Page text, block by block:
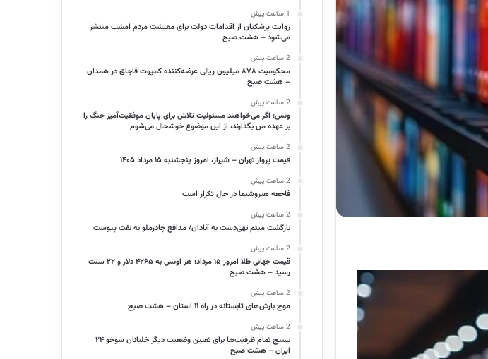
1 ساعت پیش
روایت پزشکیان از اقدامات دولت برای معیشت مردم امشب منتشر
می‌شود – هشت صبح
2 ساعت پیش
محکومیت ۸۷۸ میلیون ریالی عرضه‌کننده کمپوت قاچاق در همدان
– هشت صبح
2 ساعت پیش
ونس: اگر می‌خواهند مسئولیت تلاش برای پایان موفقیت‌آمیز جنگ را
بر عهده من بگذارند، از این موضوع خوشحال می‌شوم
2 ساعت پیش
قیمت پرواز تهران – شیراز، امروز پنجشنبه ۱۵ مرداد ۱۴۰۵
2 ساعت پیش
فاجعه هیروشیما در حال تکرار است
2 ساعت پیش
بازگشت میثم تهی‌دست به آبادان/ مدافع چادرملو به نفت پیوست
2 ساعت پیش
قیمت جهانی طلا امروز ۱۵ مرداد؛ هر اونس به ۴۲۶۵ دلار و ۲۲ سنت
رسید – هشت صبح
2 ساعت پیش
موج بارش‌های تابستانه در راه ۱۱ استان – هشت صبح
2 ساعت پیش
بسیج تمام ظرفیت‌ها برای تعیین وضعیت دیگر خلبانان سوخو ۲۴
ایران – هشت صبح